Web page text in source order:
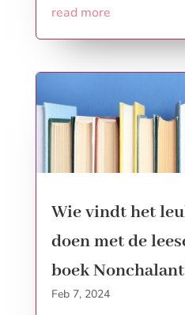
read more
Wie vindt het
doen met de
boek
Feb 7, 2024